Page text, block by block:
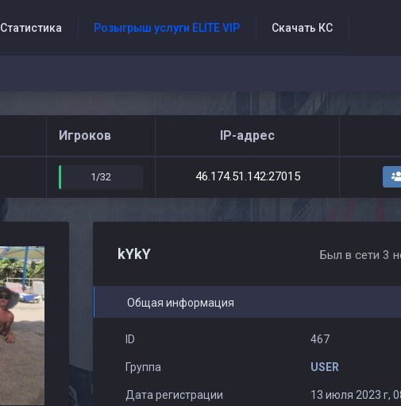
Статистика Розыгрыш услуги ELITE VIP Скачать КС
Игроков IP-адрес
1/32 46.174.51.142:27015
kYkY Был в сети 3
Общая информация
ID 467
Группа USER
Дата регистрации 13 июля 2023 г,